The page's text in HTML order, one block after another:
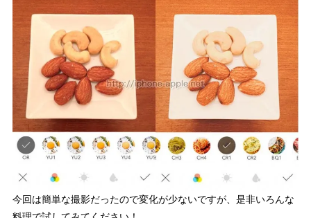
今回は簡単な撮影だったので変化が少ないですが、是非いろんな